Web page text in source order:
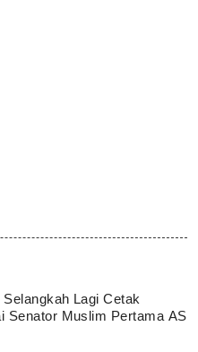
Lagi Cetak
Senator Muslim Pertama AS